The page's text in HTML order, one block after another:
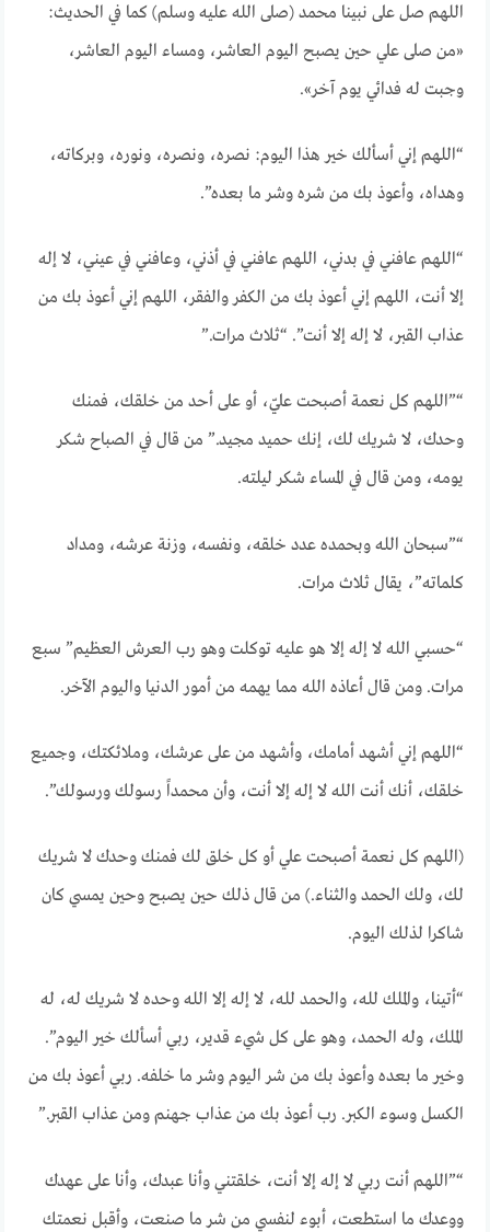
اللهم صل على نبينا محمد (صلى الله عليه وسلم) كما في الحديث:
«من صلى علي حين يصبح اليوم العاشر، ومساء اليوم العاشر،
وجبت له فدائي يوم آخر».
“اللهم إني أسألك خير هذا اليوم: نصره، ونصره، ونوره، وبركاته،
وهداه، وأعوذ بك من شره وشر ما بعده”.
“اللهم عافني في بدني، اللهم عافني في أذني، وعافني في عيني، لا إله
إلا أنت، اللهم إني أعوذ بك من الكفر والفقر، اللهم إني أعوذ بك من
عذاب القبر، لا إله إلا أنت”. “ثلاث مرات.”
“”اللهم كل نعمة أصبحت عليّ، أو على أحد من خلقك، فمنك
وحدك، لا شريك لك، إنك حميد مجيد.” من قال في الصباح شكر
يومه، ومن قال في المساء شكر ليلته.
“”سبحان الله وبحمده عدد خلقه، ونفسه، وزنة عرشه، ومداد
كلماته”، يقال ثلاث مرات.
“حسبي الله لا إله إلا هو عليه توكلت وهو رب العرش العظيم” سبع
مرات. ومن قال أعاذه الله مما يهمه من أمور الدنيا واليوم الآخر.
“اللهم إني أشهد أمامك، وأشهد من على عرشك، وملائكتك، وجميع
خلقك، أنك أنت الله لا إله إلا أنت، وأن محمداً رسولك ورسولك”.
(اللهم كل نعمة أصبحت علي أو كل خلق لك فمنك وحدك لا شريك
لك، ولك الحمد والثناء.) من قال ذلك حين يصبح وحين يمسي كان
شاكرا لذلك اليوم.
“أتينا، والملك لله، والحمد لله، لا إله إلا الله وحده لا شريك له، له
الملك، وله الحمد، وهو على كل شيء قدير، ربي أسألك خير اليوم”.
وخير ما بعده وأعوذ بك من شر اليوم وشر ما خلفه. ربي أعوذ بك من
الكسل وسوء الكبر. رب أعوذ بك من عذاب جهنم ومن عذاب القبر.”
“”اللهم أنت ربي لا إله إلا أنت، خلقتني وأنا عبدك، وأنا على عهدك
ووعدك ما استطعت، أبوء لنفسي من شر ما صنعت، وأقبل نعمتك